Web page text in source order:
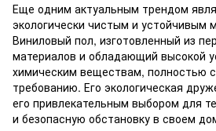
Еще одним актуальным трендом
экологически чистым и устойчивым
Виниловый пол, изготовленный из
материалов и обладающий высокой
химическим веществам, полностью
требованию. Его экологическая
его привлекательным выбором для
и безопасную обстановку в своем